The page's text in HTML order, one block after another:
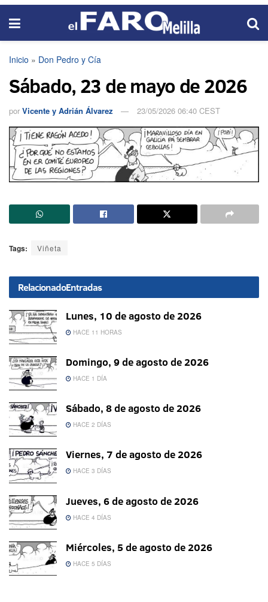
Inicio » Don Pedro y Cía
Sábado, 23 de mayo de 2026
por Vicente y Adrián Álvarez 23/05/2026 06:40 CEST
Tags: Viñeta
RelacionadoEntradas
Lunes, 10 de agosto de 2026
HACE 11 HORAS
Domingo, 9 de agosto de 2026
HACE 1 DÍA
Sábado, 8 de agosto de 2026
HACE 2 DÍAS
Viernes, 7 de agosto de 2026
HACE 3 DÍAS
Jueves, 6 de agosto de 2026
HACE 4 DÍAS
Miércoles, 5 de agosto de 2026
HACE 5 DÍAS